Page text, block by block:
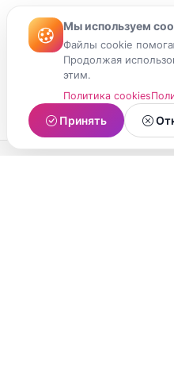
Мы используем
Файлы cookie
Продолжая
этим.
Политика cookies
Принять